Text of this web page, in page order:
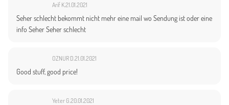
Arif K.21.01.2021
Seher schlecht bekommt nicht mehr eine mail wo Sendung ist oder eine
info Seher Seher schlecht
OZNUR D. 21.01.2021
Good stuff, good price!
Yeter G. 20.01.2021